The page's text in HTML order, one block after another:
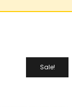
Sale!